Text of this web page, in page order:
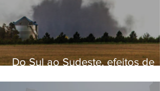
Do Sul ao Sudeste, efeitos de
apreensão na população